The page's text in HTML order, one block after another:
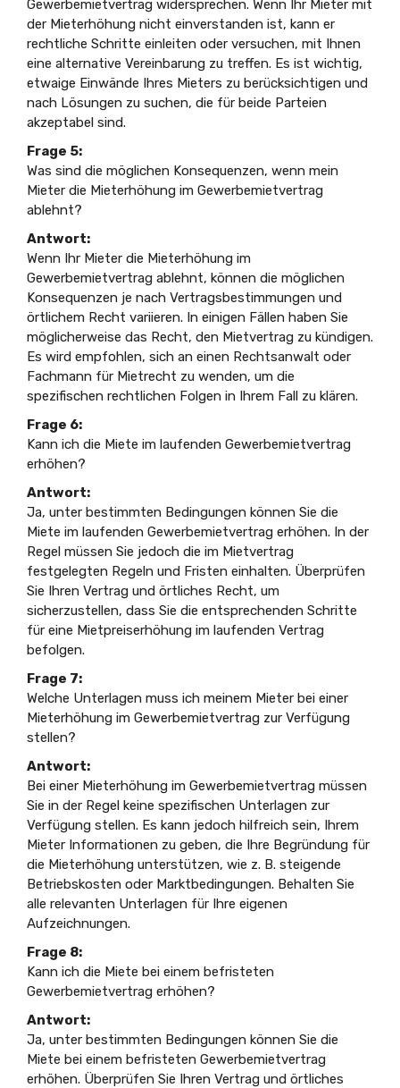
Gewerbemietvertrag widersprechen. Wenn Ihr Mieter mit
der Mieterhöhung nicht einverstanden ist, kann er
rechtliche Schritte einleiten oder versuchen, mit Ihnen
eine alternative Vereinbarung zu treffen. Es ist wichtig,
etwaige Einwände Ihres Mieters zu berücksichtigen und
nach Lösungen zu suchen, die für beide Parteien
akzeptabel sind.
Frage 5:
Was sind die möglichen Konsequenzen, wenn mein
Mieter die Mieterhöhung im Gewerbemietvertrag
ablehnt?
Antwort:
Wenn Ihr Mieter die Mieterhöhung im
Gewerbemietvertrag ablehnt, können die möglichen
Konsequenzen je nach Vertragsbestimmungen und
örtlichem Recht variieren. In einigen Fällen haben Sie
möglicherweise das Recht, den Mietvertrag zu kündigen.
Es wird empfohlen, sich an einen Rechtsanwalt oder
Fachmann für Mietrecht zu wenden, um die
spezifischen rechtlichen Folgen in Ihrem Fall zu klären.
Frage 6:
Kann ich die Miete im laufenden Gewerbemietvertrag
erhöhen?
Antwort:
Ja, unter bestimmten Bedingungen können Sie die
Miete im laufenden Gewerbemietvertrag erhöhen. In der
Regel müssen Sie jedoch die im Mietvertrag
festgelegten Regeln und Fristen einhalten. Überprüfen
Sie Ihren Vertrag und örtliches Recht, um
sicherzustellen, dass Sie die entsprechenden Schritte
für eine Mietpreiserhöhung im laufenden Vertrag
befolgen.
Frage 7:
Welche Unterlagen muss ich meinem Mieter bei einer
Mieterhöhung im Gewerbemietvertrag zur Verfügung
stellen?
Antwort:
Bei einer Mieterhöhung im Gewerbemietvertrag müssen
Sie in der Regel keine spezifischen Unterlagen zur
Verfügung stellen. Es kann jedoch hilfreich sein, Ihrem
Mieter Informationen zu geben, die Ihre Begründung für
die Mieterhöhung unterstützen, wie z. B. steigende
Betriebskosten oder Marktbedingungen. Behalten Sie
alle relevanten Unterlagen für Ihre eigenen
Aufzeichnungen.
Frage 8:
Kann ich die Miete bei einem befristeten
Gewerbemietvertrag erhöhen?
Antwort:
Ja, unter bestimmten Bedingungen können Sie die
Miete bei einem befristeten Gewerbemietvertrag
erhöhen. Überprüfen Sie Ihren Vertrag und örtliches